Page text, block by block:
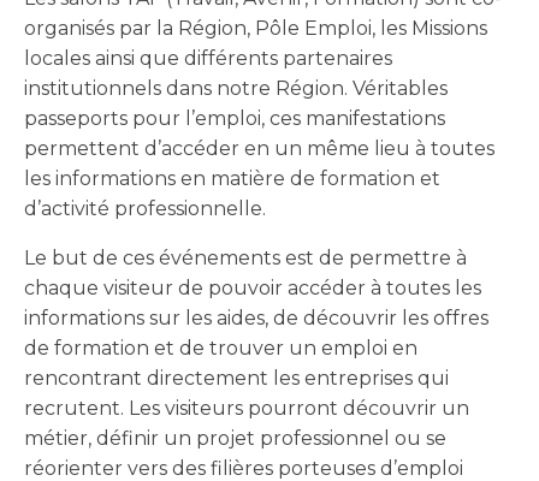
organisés par la Région, Pôle Emploi, les Missions
locales ainsi que différents partenaires
institutionnels dans notre Région. Véritables
passeports pour l’emploi, ces manifestations
permettent d’accéder en un même lieu à toutes
les informations en matière de formation et
d’activité professionnelle.
Le but de ces événements est de permettre à
chaque visiteur de pouvoir accéder à toutes les
informations sur les aides, de découvrir les offres
de formation et de trouver un emploi en
rencontrant directement les entreprises qui
recrutent. Les visiteurs pourront découvrir un
métier, définir un projet professionnel ou se
réorienter vers des filières porteuses d’emploi